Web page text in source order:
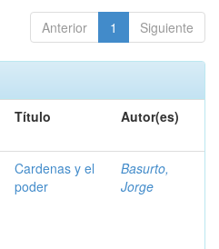
Anterior 1 Siguiente
Título Autor(es)
Cardenas y el
poder
Basurto,
Jorge